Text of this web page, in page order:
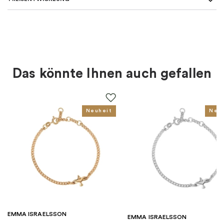
SKU
4051245487701
Kollektion Charming
Kategorie Armband
Das könnte Ihnen auch gefallen
Neuheit
EMMA ISRAELSSON
EMMA ISRAELSSON